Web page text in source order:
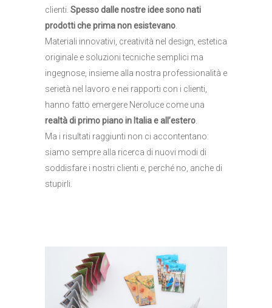
clienti. Spesso dalle nostre idee sono nati
prodotti che prima non esistevano
Materiali innovativi, creatività nel design, estetica
originale e soluzioni tecniche semplici ma
ingegnose, insieme alla nostra professionalità e
serietà nel lavoro e nei rapporti con i clienti,
hanno fatto emergere Neroluce come una
realtà di primo piano in Italia e all’estero
Ma i risultati raggiunti non ci accontentano:
siamo sempre alla ricerca di nuovi modi di
soddisfare i nostri clienti e, perché no, anche di
stupirli.